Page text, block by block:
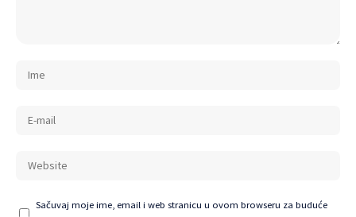
Sačuvaj moje ime, email i web stranicu u ovom browseru za buduće